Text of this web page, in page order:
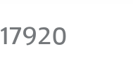
17920